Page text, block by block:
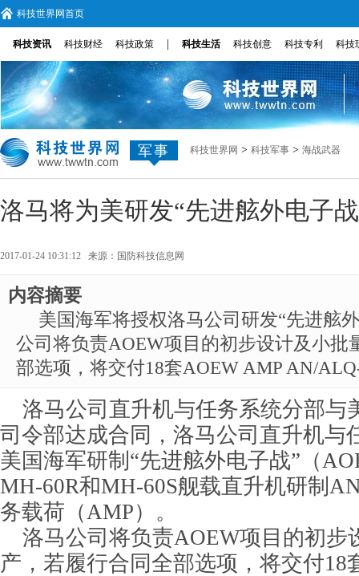
科技世界网首页
科技资讯 科技财经 科技政策 科技生活 科技创意 科技专利 科技
军事 科技世界网 > 科技军事 > 海战武器
洛马将为美研发“先进舷外电子
2017-01-24 10:31:12 来源： 国防科技信息网
内容摘要
美国海军将授权洛马公司研发“先进舷
公司将负责AOEW项目的初步设计及小批
部选项，将交付18套AOEW AMP AN/
洛马公司直升机与任务系统分部与
司令部达成合同，洛马公司直升机与
美国海军研制“先进舷外电子战”（
MH-60R和MH-60S舰载直升机研制
务载荷（AMP）。
洛马公司将负责AOEW项目的初步
产，若履行合同全部选项，将交付18